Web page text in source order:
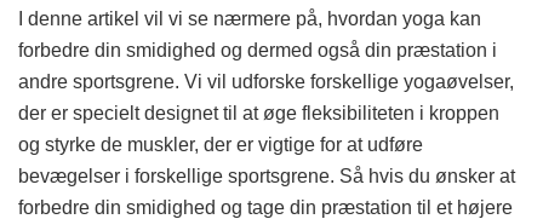
I denne artikel vil vi se nærmere på, hvordan yoga kan
forbedre din smidighed og dermed også din præstation i
andre sportsgrene. Vi vil udforske forskellige yogaøvelser,
der er specielt designet til at øge fleksibiliteten i kroppen
og styrke de muskler, der er vigtige for at udføre
bevægelser i forskellige sportsgrene. Så hvis du ønsker at
forbedre din smidighed og tage din præstation til et højere